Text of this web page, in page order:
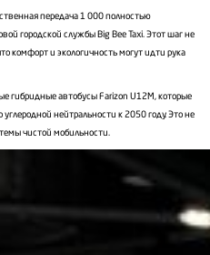
передача 1 000 полностью
городской службы Big Bee Taxi. Этот шаг не
комфорт и экологичность могут идти рука
гибридные автобусы Farizon U12M, которые
нейтральности к 2050 году. Это не
чистой мобильности.